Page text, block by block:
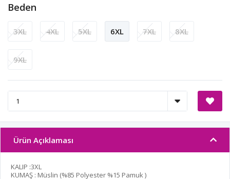
Beden
3XL 4XL 5XL 6XL 7XL 8XL
9XL
Ürün Açıklaması
KALIP :3XL
KUMAŞ : Müslin (%85 Polyester %15 Pamuk )